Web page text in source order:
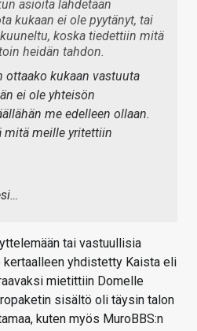
asioita lähdetään
kukaan ei ole pyytänyt, tai
koska tiedettiin mitä
heidän tahdon.
kukaan vastuuta
ei ole yhteisön
me edelleen ollaan.
mitä meille yritettiin
tai vastuullisia
kertaalleen yhdistetty Kaista eli
mietittiin Domelle
sisältö oli täysin talon
kuten myös MuroBBS:n